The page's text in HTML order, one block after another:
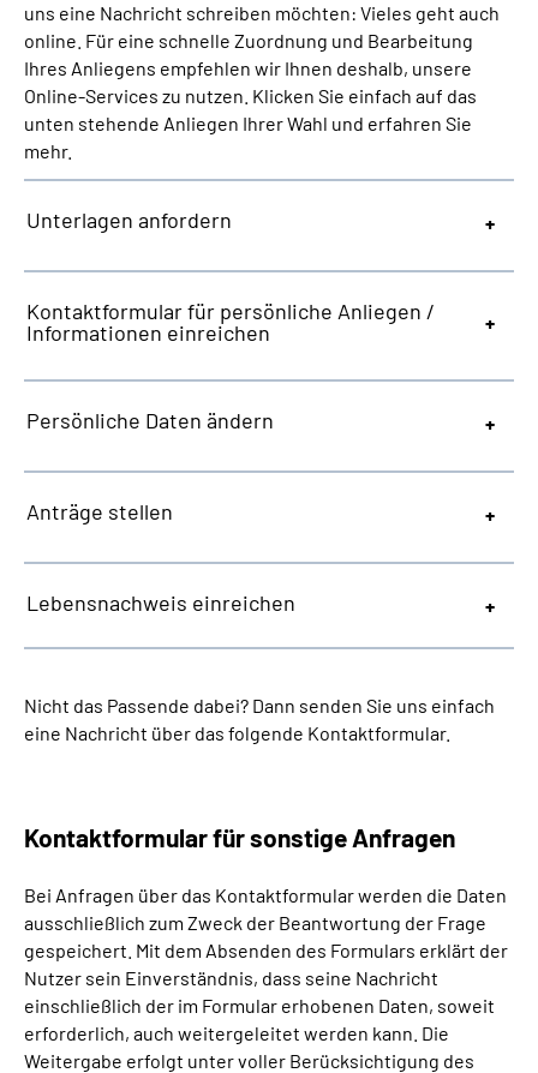
Leichte Sprache
Mein Kundenportal
uns eine Nachricht schreiben möchten: Vieles geht auch
online. Für eine schnelle Zuordnung und Bearbeitung
Ihres Anliegens empfehlen wir Ihnen deshalb, unsere
Online-Services zu nutzen. Klicken Sie einfach auf das
unten stehende Anliegen Ihrer Wahl und erfahren Sie
mehr.
Unterlagen anfordern
Kontaktformular für persönliche Anliegen /
Informationen einreichen
Persönliche Daten ändern
Anträge stellen
Lebensnachweis einreichen
Nicht das Passende dabei? Dann senden Sie uns einfach
eine Nachricht über das folgende Kontaktformular.
Kontaktformular für sonstige Anfragen
Bei Anfragen über das Kontaktformular werden die Daten
ausschließlich zum Zweck der Beantwortung der Frage
gespeichert. Mit dem Absenden des Formulars erklärt der
Nutzer sein Einverständnis, dass seine Nachricht
einschließlich der im Formular erhobenen Daten, soweit
erforderlich, auch weitergeleitet werden kann. Die
Weitergabe erfolgt unter voller Berücksichtigung des